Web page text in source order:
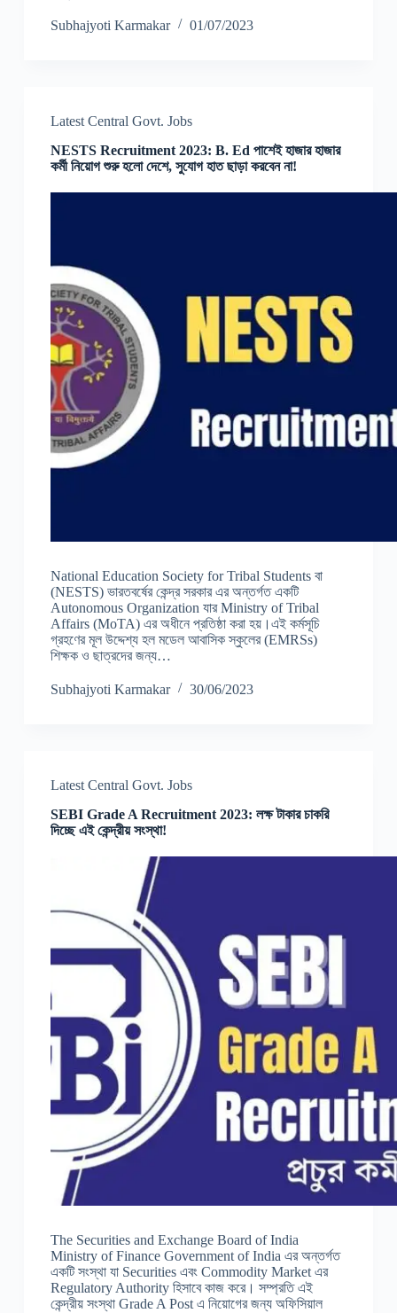
Subhajyoti Karmakar 01/07/2023
Latest Central Govt. Jobs
NESTS Recruitment 2023: B. Ed পাশেই হাজার হাজার
কর্মী নিয়োগ শুরু হলো দেশে, সুযোগ হাত ছাড়া করবেন না!
National Education Society for Tribal Students বা
(NESTS) ভারতবর্ষের কেন্দ্র সরকার এর অন্তর্গত একটি
Autonomous Organization যার Ministry of Tribal
Affairs (MoTA) এর অধীনে প্রতিষ্ঠা করা হয়।এই কর্মসূচি
গ্রহণের মূল উদ্দেশ্য হল মডেল আবাসিক স্কুলের (EMRSs)
শিক্ষক ও ছাত্রদের জন্য…
Subhajyoti Karmakar 30/06/2023
Latest Central Govt. Jobs
SEBI Grade A Recruitment 2023: লক্ষ টাকার চাকরি
দিচ্ছে এই কেন্দ্রীয় সংস্থা!
The Securities and Exchange Board of India
Ministry of Finance Government of India এর অন্তর্গত
একটি সংস্থা যা Securities এবং Commodity Market এর
Regulatory Authority হিসাবে কাজ করে। সম্প্রতি এই
কেন্দ্রীয় সংস্থা Grade A Post এ নিয়োগের জন্য অফিসিয়াল